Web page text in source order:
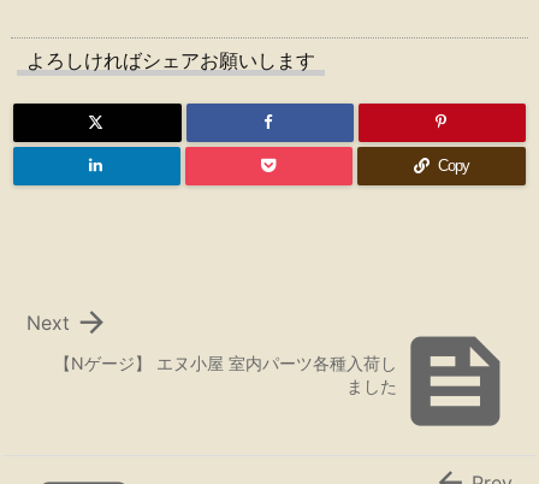
よろしければシェアお願いします
Copy

【Nゲージ】 エヌ小屋 室内パーツ各種入荷し
ました

Next